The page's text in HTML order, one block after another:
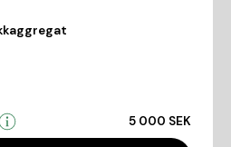
5 000 SEK